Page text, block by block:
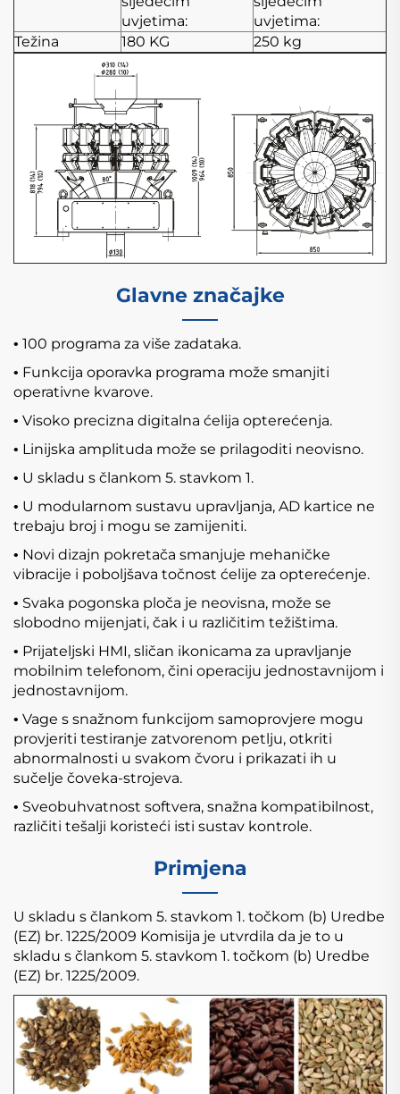
uvjetima:
uvjetima:
Težina
180 KG 250 kg
Glavne značajke
• 100 programa za više zadataka.
• Funkcija oporavka programa može smanjiti
operativne kvarove.
• Visoko precizna digitalna ćelija opterećenja.
• Linijska amplituda može se prilagoditi neovisno.
• U skladu s člankom 5. stavkom 1.
• U modularnom sustavu upravljanja, AD kartice ne
trebaju broj i mogu se zamijeniti.
• Novi dizajn pokretača smanjuje mehaničke
vibracije i poboljšava točnost ćelije za opterećenje.
• Svaka pogonska ploča je neovisna, može se
slobodno mijenjati, čak i u različitim težištima.
• Prijateljski HMI, sličan ikonicama za upravljanje
mobilnim telefonom, čini operaciju jednostavnijom i
jednostavnijom.
• Vage s snažnom funkcijom samoprovjere mogu
provjeriti testiranje zatvorenom petlju, otkriti
abnormalnosti u svakom čvoru i prikazati ih u
sučelje čoveka-strojeva.
• Sveobuhvatnost softvera, snažna kompatibilnost,
različiti tešalji koristeći isti sustav kontrole.
Primjena
U skladu s člankom 5. stavkom 1. točkom (b) Uredbe
(EZ) br. 1225/2009 Komisija je utvrdila da je to u
skladu s člankom 5. stavkom 1. točkom (b) Uredbe
(EZ) br. 1225/2009.